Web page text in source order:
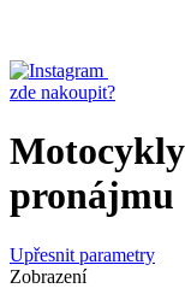
zde nakoupit?
pronájmu
Upřesnit parametry
Zobrazení